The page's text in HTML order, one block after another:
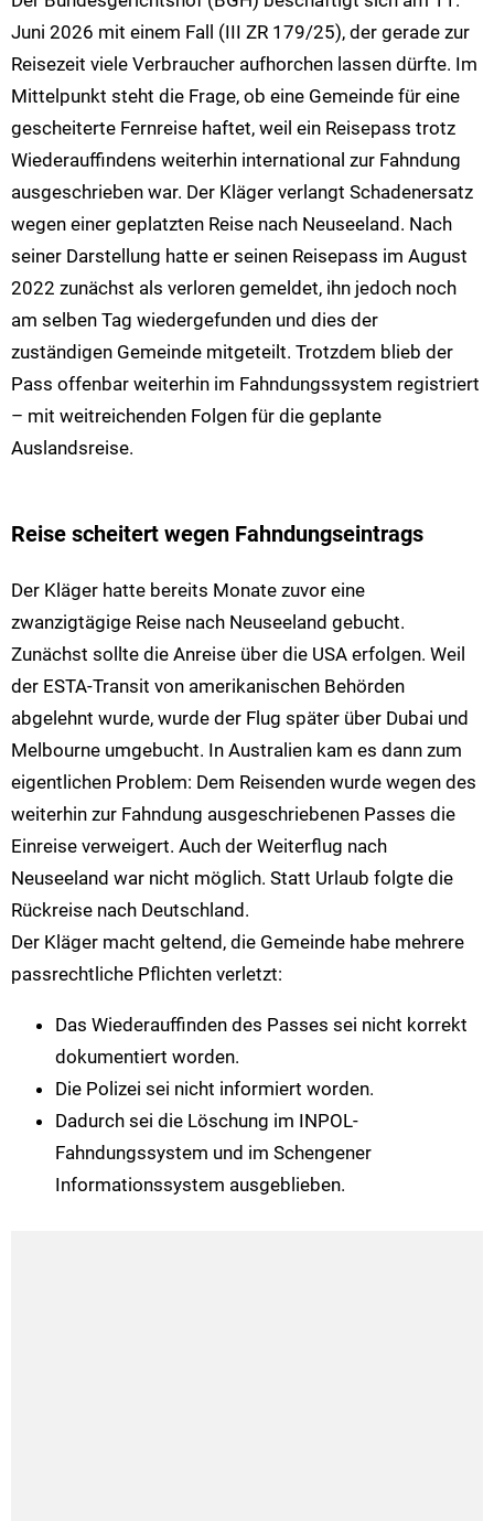
Juni 2026 mit einem Fall (III ZR 179/25), der gerade zur
Reisezeit viele Verbraucher aufhorchen lassen dürfte. Im
Mittelpunkt steht die Frage, ob eine Gemeinde für eine
gescheiterte Fernreise haftet, weil ein Reisepass trotz
Wiederauffindens weiterhin international zur Fahndung
ausgeschrieben war. Der Kläger verlangt Schadenersatz
wegen einer geplatzten Reise nach Neuseeland. Nach
seiner Darstellung hatte er seinen Reisepass im August
2022 zunächst als verloren gemeldet, ihn jedoch noch
am selben Tag wiedergefunden und dies der
zuständigen Gemeinde mitgeteilt. Trotzdem blieb der
Pass offenbar weiterhin im Fahndungssystem registriert
– mit weitreichenden Folgen für die geplante
Auslandsreise.
Reise scheitert wegen Fahndungseintrags
Der Kläger hatte bereits Monate zuvor eine
zwanzigtägige Reise nach Neuseeland gebucht.
Zunächst sollte die Anreise über die USA erfolgen. Weil
der ESTA-Transit von amerikanischen Behörden
abgelehnt wurde, wurde der Flug später über Dubai und
Melbourne umgebucht. In Australien kam es dann zum
eigentlichen Problem: Dem Reisenden wurde wegen des
weiterhin zur Fahndung ausgeschriebenen Passes die
Einreise verweigert. Auch der Weiterflug nach
Neuseeland war nicht möglich. Statt Urlaub folgte die
Rückreise nach Deutschland.
Der Kläger macht geltend, die Gemeinde habe mehrere
passrechtliche Pflichten verletzt:
Das Wiederauffinden des Passes sei nicht korrekt
dokumentiert worden.
Die Polizei sei nicht informiert worden.
Dadurch sei die Löschung im INPOL-
Fahndungssystem und im Schengener
Informationssystem ausgeblieben.